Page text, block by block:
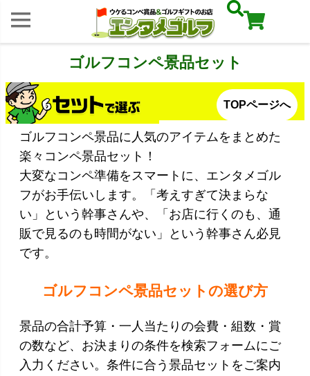
ゴルフコンペ景品セット
TOPページへ
ゴルフコンペ景品に人気のアイテムをまとめた
楽々コンペ景品セット！
大変なコンペ準備をスマートに、エンタメゴル
フがお手伝いします。「考えすぎて決まらな
い」という幹事さんや、「お店に行くのも、通
販で見るのも時間がない」という幹事さん必見
です。
ゴルフコンペ景品セットの選び方
景品の合計予算・一人当たりの会費・組数・賞
の数など、お決まりの条件を検索フォームにご
入力ください。条件に合う景品セットをご案内